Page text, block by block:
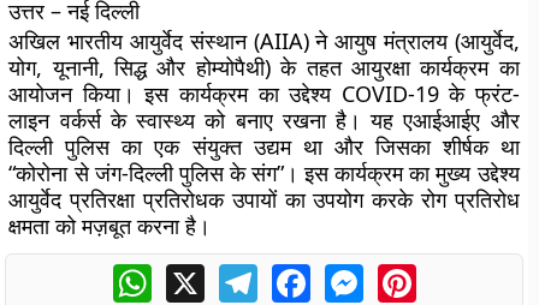
उत्तर – नई दिल्ली
अखिल भारतीय आयुर्वेद संस्थान (AIIA) ने आयुष मंत्रालय (आयुर्वेद,
योग, यूनानी, सिद्ध और होम्योपैथी) के तहत आयुरक्षा कार्यक्रम का
आयोजन किया। इस कार्यक्रम का उद्देश्य COVID-19 के फ्रंट-
लाइन वर्कर्स के स्वास्थ्य को बनाए रखना है। यह एआईआईए और
दिल्ली पुलिस का एक संयुक्त उद्यम था और जिसका शीर्षक था
“कोरोना से जंग-दिल्ली पुलिस के संग”। इस कार्यक्रम का मुख्य उद्देश्य
आयुर्वेद प्रतिरक्षा प्रतिरोधक उपायों का उपयोग करके रोग प्रतिरोध
क्षमता को मज़बूत करना है।
WhatsApp
X TelegramFacebookMessengerPinterest